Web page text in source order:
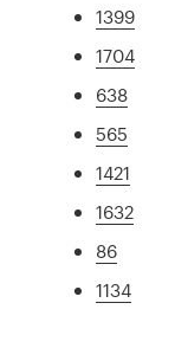
1399
1704
638
565
1421
1632
86
1134